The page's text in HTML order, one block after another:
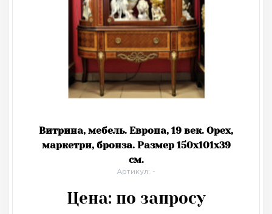
Витрина, мебель. Европа, 19 век. Орех,
маркетри, бронза. Размер 150х101х39
см.
Артикул: -
Цена: по запросу